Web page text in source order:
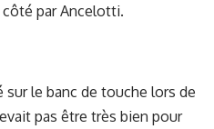
par Ancelotti.
sur le banc de touche lors de
pas être très bien pour